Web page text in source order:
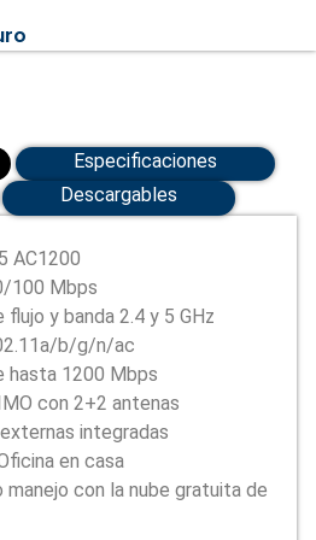
Especificaciones
Descargables
AC1200
100 Mbps
y banda 2.4 y 5 GHz
b/g/n/ac
hasta 1200 Mbps
con 2+2 antenas
integradas
en casa
con la nube gratuita de